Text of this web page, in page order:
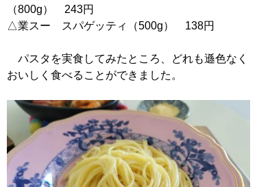
（800g） 243円
△業スー スパゲッティ（500g） 138円
パスタを実食してみたところ、どれも遜色なく
おいしく食べることができました。